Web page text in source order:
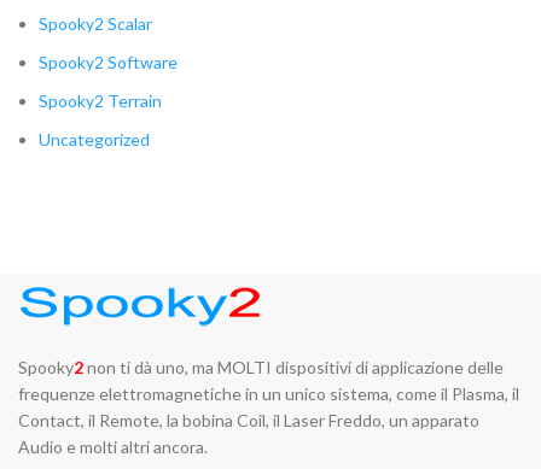
Spooky2 Scalar
Spooky2 Software
Spooky2 Terrain
Uncategorized
Spooky2non ti dà uno, ma MOLTI dispositivi di applicazione delle
frequenze elettromagnetiche in un unico sistema, come il Plasma, il
Contact, il Remote, la bobina Coil, il Laser Freddo, un apparato
Audio e molti altri ancora.